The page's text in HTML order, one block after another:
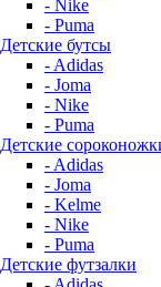
- Nike
- Puma
Детские бутсы
- Adidas
- Joma
- Nike
- Puma
Детские
- Adidas
- Joma
- Kelme
- Nike
- Puma
Детские футзалки